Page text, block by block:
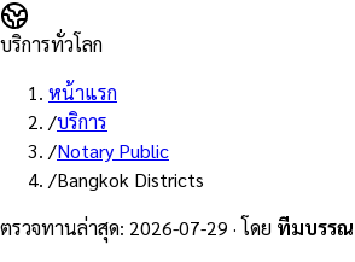
บริการทั่วโลก
หน้าแรก
/บริการ
/Notary Public
/Bangkok Districts
ตรวจทานล่าสุด: 2026-07-29 · โดย ทีมบรรณ